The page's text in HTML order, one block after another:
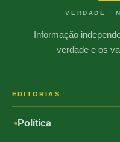
VERDADE ·
Informação
verdade e os
EDITORIAS
Política